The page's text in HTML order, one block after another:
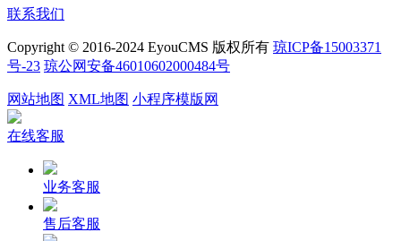
联系我们
Copyright © 2016-2024 EyouCMS 版权所有 琼ICP备15003371
号-23 琼公网安备46010602000484号
网站地图 XML地图 小程序模版网
在线客服
业务客服
售后客服